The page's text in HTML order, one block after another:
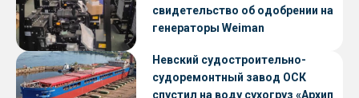
свидетельство об одобрении на
генераторы Weiman
Невский судостроительно-
судоремонтный завод ОСК
спустил на воду сухогруз «Архип